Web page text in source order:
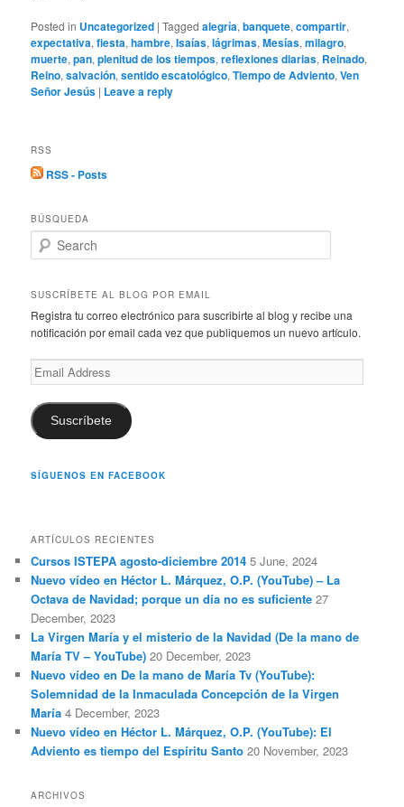
Posted in Uncategorized |Tagged alegría,banquete,compartir,
expectativa,fiesta,hambre,Isaías,lágrimas,Mesías,milagro,
muerte,pan,plenitud de los tiempos,reflexiones diarias, Reinado,
Reino,salvación,sentido escatológico,Tiempo de Adviento,Ven
Señor Jesús | Leave a reply
RSS
RSS - Posts
BÚSQUEDA
e
r
h
SUSCRÍBETE AL BLOG POR EMAIL
Registra tu correo electrónico para suscribirte al blog y recibe una
notificación por email cada vez que publiquemos un nuevo artículo.
Email
Address
Suscríbete
SÍGUENOS EN FACEBOOK
ARTÍCULOS RECIENTES
Cursos ISTEPA agosto-diciembre 2014 5 June, 2024
Nuevo vídeo en Héctor L. Márquez, O.P. (YouTube) – La
Octava de Navidad; porque un día no es suficiente 27
December, 2023
La Virgen María y el misterio de la Navidad (De la mano de
María TV – YouTube) 20 December, 2023
Nuevo vídeo en De la mano de María Tv (YouTube):
Solemnidad de la Inmaculada Concepción de la Virgen
María 4 December, 2023
Nuevo vídeo en Héctor L. Márquez, O.P. (YouTube): El
Adviento es tiempo del Espíritu Santo 20 November, 2023
ARCHIVOS